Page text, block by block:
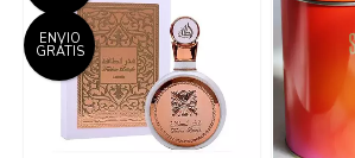
ENVIO
GRÁTIS